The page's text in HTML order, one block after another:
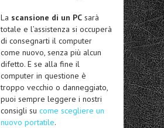
La scansione di un PC sarà
totale e l’assistenza si occuperà
di consegnarti il computer
come nuovo, senza più alcun
difetto. E se alla fine il
computer in questione è
troppo vecchio o danneggiato,
puoi sempre leggere i nostri
consigli su come scegliere un
nuovo portatile.